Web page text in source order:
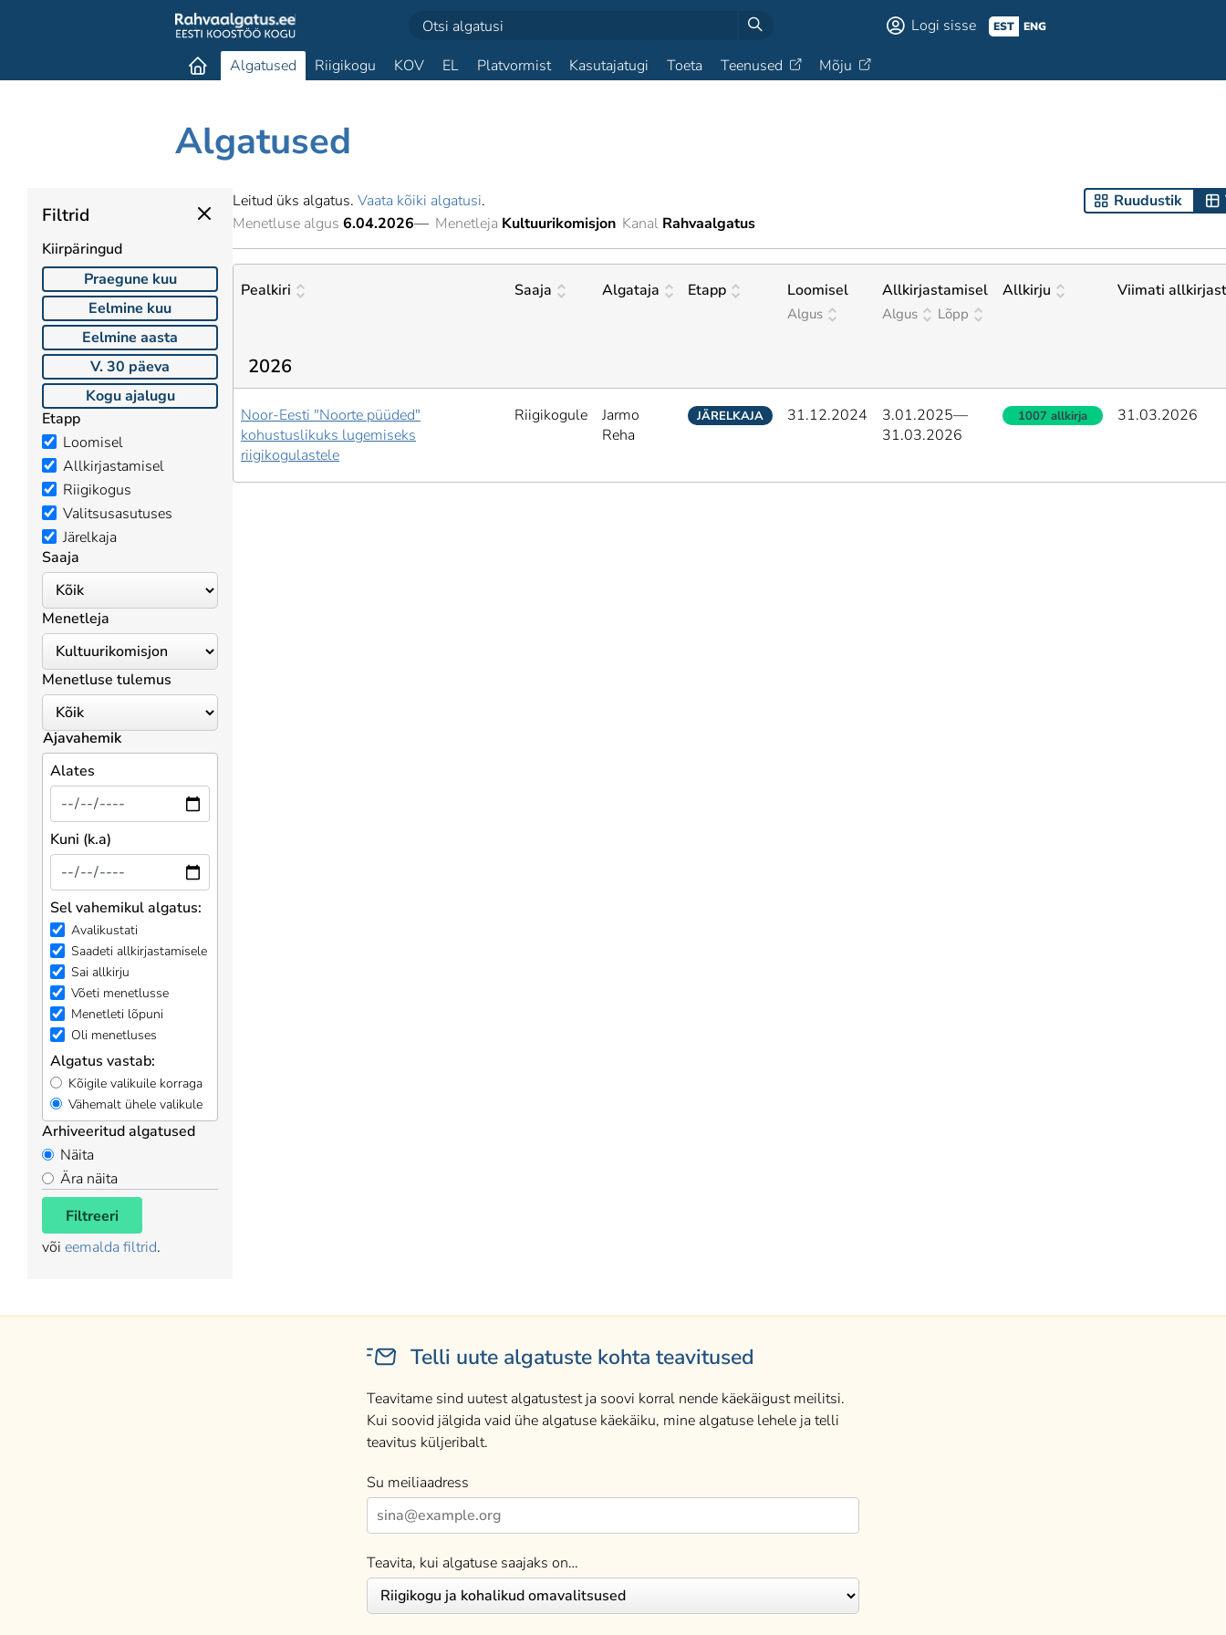
Logi sisse EST ENG
Algatused Riigikogu KOV EL Platvormist Kasutajatugi Toeta Teenused Mõju
Algatused
Filtrid
Kiirpäringud
Praegune kuu
Eelmine kuu
Eelmine aasta
V. 30 päeva
Kogu ajalugu
Etapp
Loomisel
Allkirjastamisel
Riigikogus
Valitsusasutuses
Järelkaja
Saaja
Menetleja
Menetluse tulemus
Ajavahemik
Alates
Kuni (k.a)
Sel vahemikul algatus:
Avalikustati
Saadeti allkirjastamisele
Sai allkirju
Võeti menetlusse
Menetleti lõpuni
Oli menetluses
Algatus vastab:
Kõigile valikuile korraga
Vähemalt ühele valikule
Arhiveeritud algatused
Näita
Ära näita
Filtreeri
või eemalda filtrid.
Leitud üks algatus. Vaata kõiki algatusi. Ruudustik
Menetluse algus 6.04.2026— Menetleja Kultuurikomisjon Kanal Rahvaalgatus
Pealkiri Saaja Algataja Etapp Loomisel
Algus
Allkirjastamisel
Algus Lõpp
Allkirju Viimati
2026
Noor-Eesti "Noorte püüded"
kohustuslikuks lugemiseks
riigikogulastele
Riigikogule
Jarmo
Reha
JÄRELKAJA 31.12.2024 3.01.2025—
31.03.2026
1007 allkirja 31.03.2026
Telli uute algatuste kohta teavitused
Teavitame sind uutest algatustest ja soovi korral nende käekäigust meilitsi.
Kui soovid jälgida vaid ühe algatuse käekäiku, mine algatuse lehele ja telli
teavitus küljeribalt.
Su meiliaadress
Teavita, kui algatuse saajaks on…